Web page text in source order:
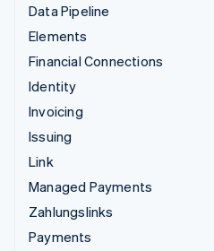
Data Pipeline
Elements
Financial Connections
Identity
Invoicing
Issuing
Link
Managed Payments
Zahlungslinks
Payments